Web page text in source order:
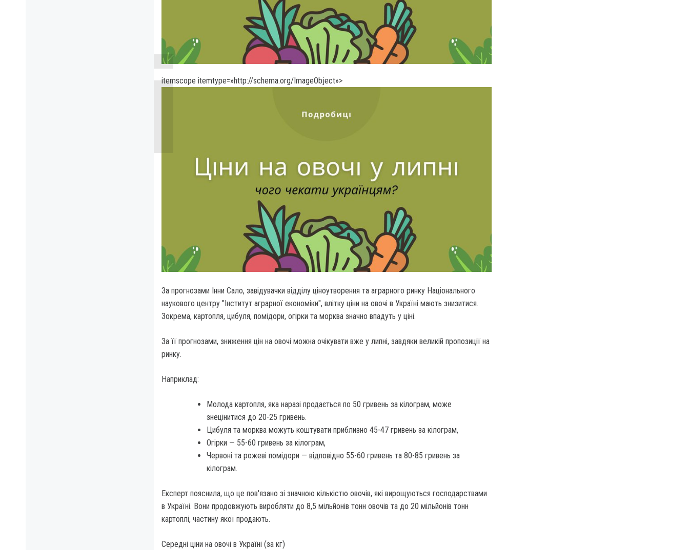
itemscope itemtype=»http://schema.org/ImageObject»>
За прогнозами Інни Сало, завідувачки відділу ціноутворення та аграрного ринку Національного
наукового центру "Інститут аграрної економіки", влітку ціни на овочі в Україні мають знизитися.
Зокрема, картопля, цибуля, помідори, огірки та морква значно впадуть у ціні.
За її прогнозами, зниження цін на овочі можна очікувати вже у липні, завдяки великій пропозиції на
ринку.
Наприклад:
Молода картопля, яка наразі продається по 50 гривень за кілограм, може
знецінитися до 20-25 гривень.
Цибуля та морква можуть коштувати приблизно 45-47 гривень за кілограм,
Огірки — 55-60 гривень за кілограм,
Червоні та рожеві помідори — відповідно 55-60 гривень та 80-85 гривень за
кілограм.
Експерт пояснила, що це пов'язано зі значною кількістю овочів, які вирощуються господарствами
в Україні. Вони продовжують виробляти до 8,5 мільйонів тонн овочів та до 20 мільйонів тонн
картоплі, частину якої продають.
Середні ціни на овочі в Україні (за кг)